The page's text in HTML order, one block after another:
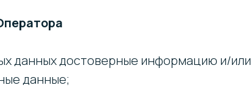
данных достоверные информацию и/или
данные;